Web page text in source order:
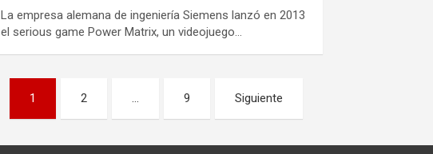
La empresa alemana de ingeniería Siemens lanzó en 2013
el serious game Power Matrix, un videojuego…
1 2 … 9 Siguiente